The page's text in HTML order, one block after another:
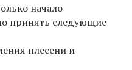
начало
принять следующие
плесени и